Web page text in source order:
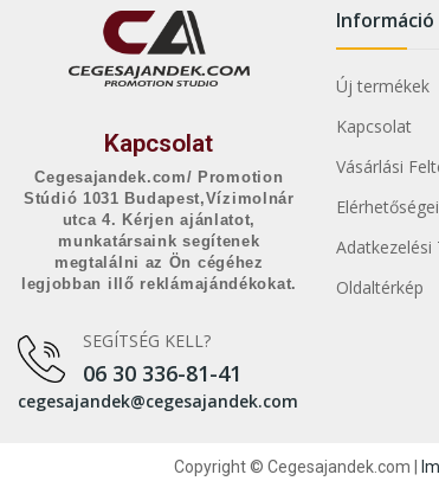
Kapcsolat
Cegesajandek.com/ Promotion
Stúdió 1031 Budapest,Vízimolnár
utca 4. Kérjen ajánlatot,
munkatársaink segítenek
megtalálni az Ön cégéhez
legjobban illő reklámajándékokat.
SEGÍTSÉG KELL?
06 30 336-81-41
cegesajandek@cegesajandek.com
Információ
Új termékek
Kapcsolat
Vásárlási
Oldaltérkép
Copyright © Cegesajandek.com |